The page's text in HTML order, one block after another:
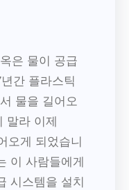
은 물이 공급
간 플라스틱
물을 길어오
말라 이제
오게 되었습니
이 사람들에게
시스템을 설치